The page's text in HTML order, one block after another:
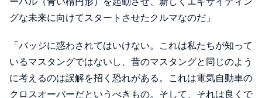
グな未来に向けてスタートさせたクルマなのだ」
「バッジに惑わされてはいけない。これは私たちが知って
いるマスタングではないし、昔のマスタングと同じのよう
に考えるのは誤解を招く恐れがある。これは電気自動車の
クロスオーバーだというべきもの。そして、それは良くで